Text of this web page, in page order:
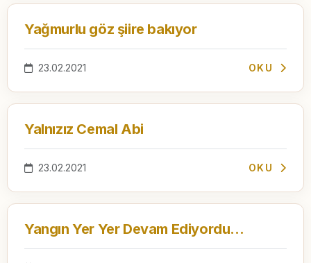
Yağmurlu göz şiire bakıyor
23.02.2021 OKU
Yalnızız Cemal Abi
23.02.2021 OKU
Yangın Yer Yer Devam Ediyordu...